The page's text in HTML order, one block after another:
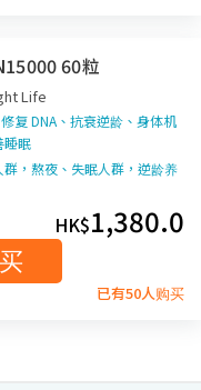
60粒
Life
复 DNA、抗衰逆龄、身体机
睡眠
，熬夜、失眠人群，逆龄养
HK$1,380.0
已有50人购买